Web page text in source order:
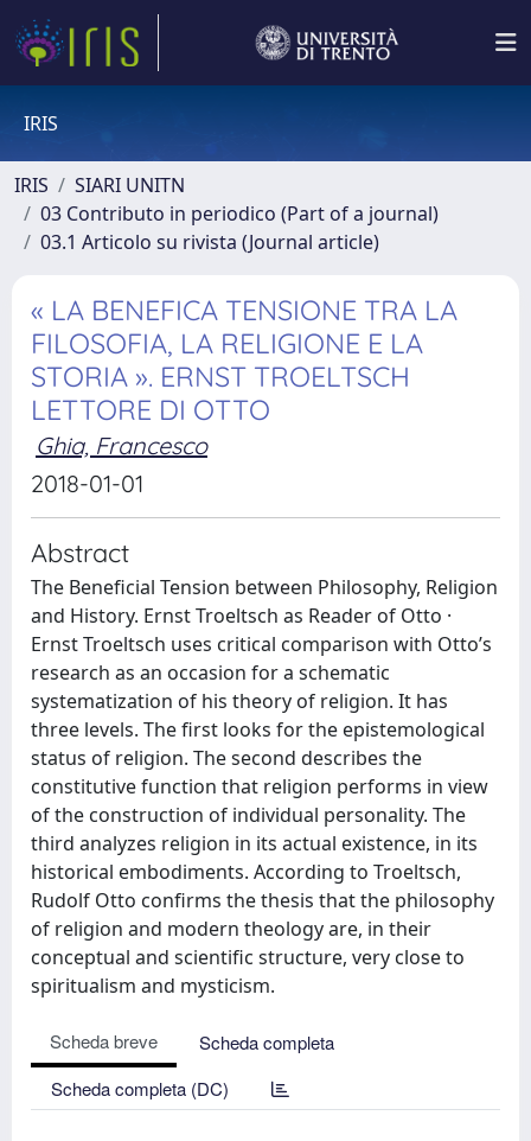
IRIS
IRIS
SIARI UNITN
03 Contributo in periodico (Part of a journal)
03.1 Articolo su rivista (Journal article)
« LA BENEFICA TENSIONE TRA LA
FILOSOFIA, LA RELIGIONE E LA
STORIA ». ERNST TROELTSCH
LETTORE DI OTTO
Ghia, Francesco
2018-01-01
Abstract
The Beneficial Tension between Philosophy, Religion
and History. Ernst Troeltsch as Reader of Otto ·
Ernst Troeltsch uses critical comparison with Otto’s
research as an occasion for a schematic
systematization of his theory of religion. It has
three levels. The first looks for the epistemological
status of religion. The second describes the
constitutive function that religion performs in view
of the construction of individual personality. The
third analyzes religion in its actual existence, in its
historical embodiments. According to Troeltsch,
Rudolf Otto confirms the thesis that the philosophy
of religion and modern theology are, in their
conceptual and scientific structure, very close to
spiritualism and mysticism.
Scheda breve
Scheda completa
Scheda completa (DC)